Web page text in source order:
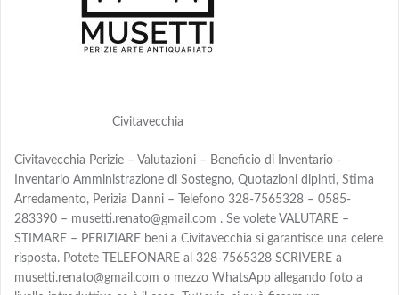
Civitavecchia
Civitavecchia Perizie – Valutazioni – Beneficio di Inventario -
Inventario Amministrazione di Sostegno, Quotazioni dipinti, Stima
Arredamento, Perizia Danni – Telefono 328-7565328 – 0585-
283390 – musetti.renato@gmail.com . Se volete VALUTARE –
STIMARE – PERIZIARE beni a Civitavecchia si garantisce una celere
risposta. Potete TELEFONARE al 328-7565328 SCRIVERE a
musetti.renato@gmail.com o mezzo WhatsApp allegando foto a